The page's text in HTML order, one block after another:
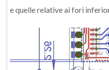
e quelle relative ai fori